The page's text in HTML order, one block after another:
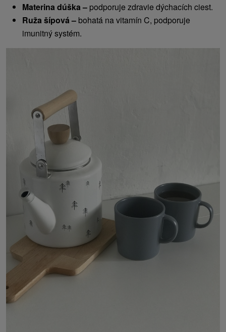
Materina dúška – podporuje zdravie dýchacích ciest.
Ruža šípová – bohatá na vitamín C, podporuje
imunitný systém.